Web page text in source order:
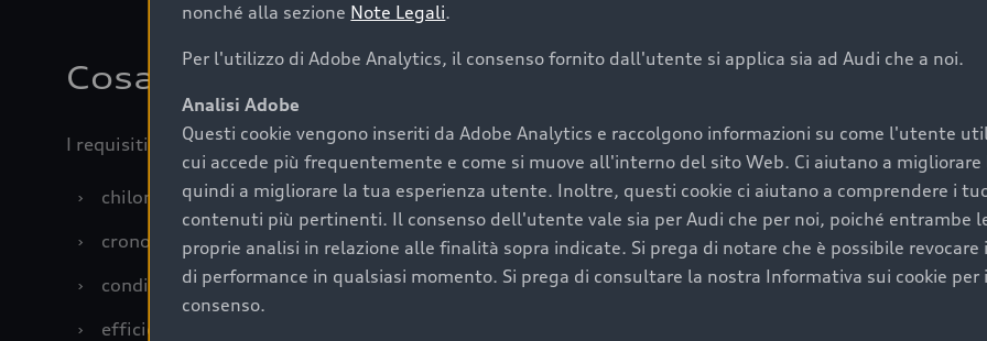
Cosa sapere prima di acquistare la tua prossima
I requisiti fondamentali da considerare prima di acquistare un’auto usata, oltre al prezzo e all'aspetto,
›
chilometraggio: un valore contenuto corrisponde a uno stato migliore del veicolo e a una maggiore
›
cronologia dei tagliandi: una documentazione completa della vettura certifica una manutenzione
›
condizioni della carrozzeria e degli interni: una buona conservazione evidenzia cura e attenzione del
›
efficienza meccanica: motore, trasmissione e componenti principali in ottimo stato garantiscono
nonché alla sezione Note Legali.
Per l'utilizzo di Adobe Analytics, il consenso fornito dall'utente si applica sia ad Audi che a noi.
Analisi Adobe
Questi cookie vengono inseriti da Adobe Analytics e raccolgono informazioni su come l'utente
cui accede più frequentemente e come si muove all'interno del sito Web. Ci aiutano a
quindi a migliorare la tua esperienza utente. Inoltre, questi cookie ci aiutano a comprendere i
contenuti più pertinenti. Il consenso dell'utente vale sia per Audi che per noi, poiché entrambe
proprie analisi in relazione alle finalità sopra indicate. Si prega di notare che è possibile
di performance in qualsiasi momento. Si prega di consultare la nostra Informativa sui cookie per
consenso.